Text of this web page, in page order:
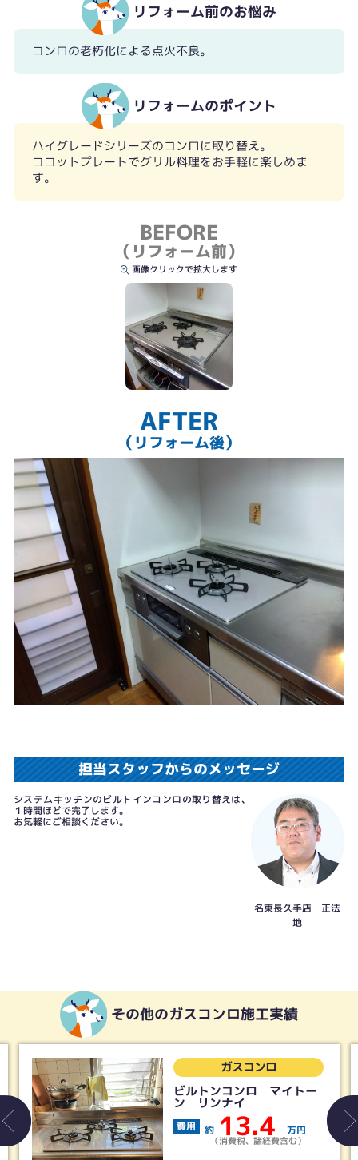
リフォーム前のお悩み
コンロの老朽化による点火不良。
リフォームのポイント
ハイグレードシリーズのコンロに取り替え。
ココットプレートでグリル料理をお手軽に楽しめま
す。
BEFORE
（リフォーム前）
画像クリックで拡大します
AFTER
（リフォーム後）
担当スタッフからのメッセージ
システムキッチンのビルトインコンロの取り替えは、
１時間ほどで完了します。
お気軽にご相談ください。
名東長久手店 正法
地
その他のガスコンロ施工実績
ガスコンロ
ビルトンコンロ マイトー
ン リンナイ
費用 約 13.4 万円
（消費税、諸経費含む）